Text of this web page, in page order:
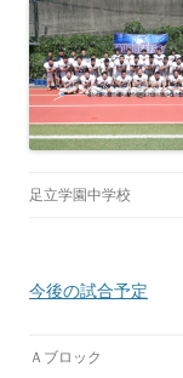
足立学園中学校
今後の試合予定
Ａブロック